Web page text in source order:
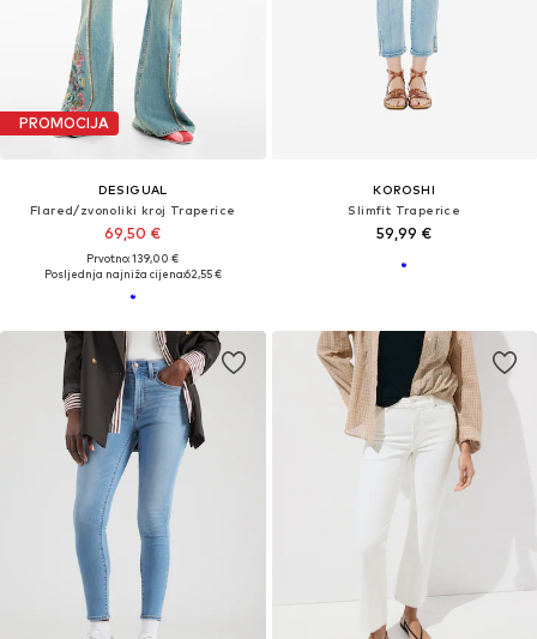
PROMOCIJA
DESIGUAL
Flared/zvonoliki kroj Traperice
69,50 €
Prvotno: 139,00 €
Posljednja najniža cijena:62,55 €
KOROSHI
Slimfit Traperice
59,99 €